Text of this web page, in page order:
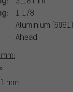
1 1/8"
Aluminium (6061)
Ahead
mm